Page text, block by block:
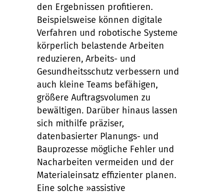
den Ergebnissen profitieren.
Beispielsweise können digitale
Verfahren und robotische Systeme
körperlich belastende Arbeiten
reduzieren, Arbeits- und
Gesundheitsschutz verbessern und
auch kleine Teams befähigen,
größere Auftragsvolumen zu
bewältigen. Darüber hinaus lassen
sich mithilfe präziser,
datenbasierter Planungs- und
Bauprozesse mögliche Fehler und
Nacharbeiten vermeiden und der
Materialeinsatz effizienter planen.
Eine solche »assistive